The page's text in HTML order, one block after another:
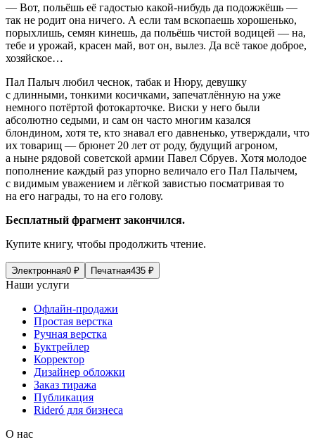
— Вот, польёшь её гадостью какой-нибудь да подожжёшь —
так не родит она ничего. А если там вскопаешь хорошенько,
порыхлишь, семян кинешь, да польёшь чистой водицей — на,
тебе и урожай, красен май, вот он, вылез. Да всё такое доброе,
хозяйское…
Пал Палыч любил чеснок, табак и Нюру, девушку
с длинными, тонкими косичками, запечатлённую на уже
немного потёртой фотокарточке. Виски у него были
абсолютно седыми, и сам он часто многим казался
блондином, хотя те, кто знавал его давненько, утверждали, что
их товарищ — брюнет 20 лет от роду, будущий агроном,
а ныне рядовой советской армии Павел Сбруев. Хотя молодое
пополнение каждый раз упорно величало его Пал Палычем,
с видимым уважением и лёгкой завистью посматривая то
на его награды, то на его голову.
Бесплатный фрагмент закончился.
Купите книгу, чтобы продолжить чтение.
Электронная0 ₽ Печатная435 ₽
Наши услуги
Офлайн-продажи
Простая верстка
Ручная верстка
Буктрейлер
Корректор
Дизайнер обложки
Заказ тиража
Публикация
Rideró для бизнеса
О нас